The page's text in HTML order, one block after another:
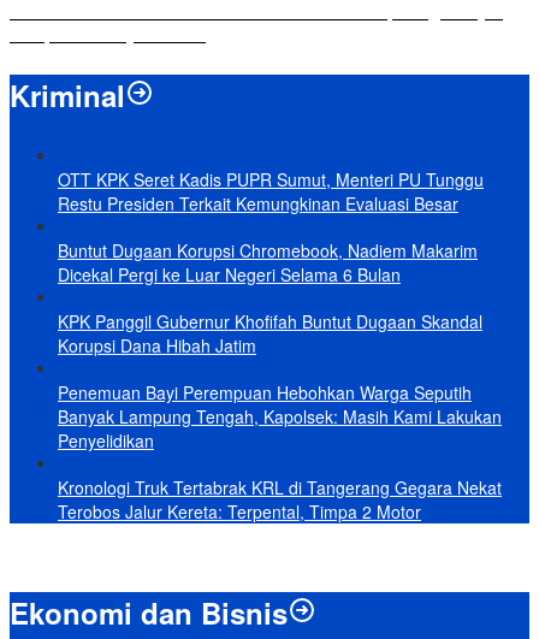
Kriminal
OTT KPK Seret Kadis PUPR Sumut, Menteri PU Tunggu
Restu Presiden Terkait Kemungkinan Evaluasi Besar
Buntut Dugaan Korupsi Chromebook, Nadiem Makarim
Dicekal Pergi ke Luar Negeri Selama 6 Bulan
KPK Panggil Gubernur Khofifah Buntut Dugaan Skandal
Korupsi Dana Hibah Jatim
Penemuan Bayi Perempuan Hebohkan Warga Seputih
Banyak Lampung Tengah, Kapolsek: Masih Kami Lakukan
Penyelidikan
Kronologi Truk Tertabrak KRL di Tangerang Gegara Nekat
Terobos Jalur Kereta: Terpental, Timpa 2 Motor
Ekonomi dan Bisnis